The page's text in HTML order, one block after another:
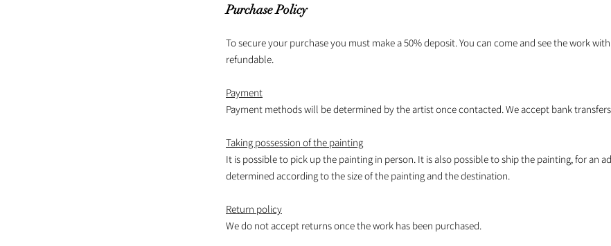
Purchase Policy
To secure your purchase you must make a 50% deposit. You can come and see the work
refundable.
Payment
Payment methods will be determined by the artist once contacted. We accept bank
Taking possession of the painting
It is possible to pick up the painting in person. It is also possible to ship the painting, for an
determined according to the size of the painting and the destination.
Return policy
We do not accept returns once the work has been purchased.